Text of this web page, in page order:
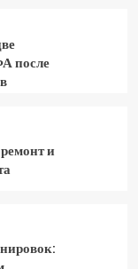
после
и